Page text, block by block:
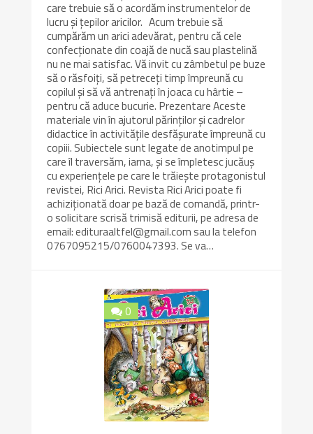
care trebuie să o acordăm instrumentelor de
lucru și țepilor aricilor. Acum trebuie să
cumpărăm un arici adevărat, pentru că cele
confecționate din coajă de nucă sau plastelină
nu ne mai satisfac. Vă invit cu zâmbetul pe buze
să o răsfoiți, să petreceți timp împreună cu
copilul și să vă antrenați în joaca cu hârtie –
pentru că aduce bucurie. Prezentare Aceste
materiale vin în ajutorul părinţilor şi cadrelor
didactice în activităţile desfăşurate împreună cu
copiii. Subiectele sunt legate de anotimpul pe
care îl traversăm, iarna, şi se împletesc jucăuş
cu experienţele pe care le trăieşte protagonistul
revistei, Rici Arici. Revista Rici Arici poate fi
achiziţionată doar pe bază de comandă, printr-
o solicitare scrisă trimisă editurii, pe adresa de
email: edituraaltfel@gmail.com sau la telefon
0767095215/0760047393. Se va…
0